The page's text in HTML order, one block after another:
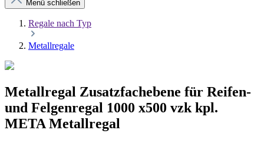
Menü schließen
Regale nach Typ
Metallregale
Metallregal Zusatzfachebene für Reifen-
und Felgenregal 1000 x500 vzk kpl.
META Metallregal